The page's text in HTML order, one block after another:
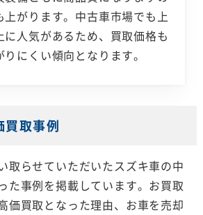
上がります。中古車市場でも上
人気があるため、買取価格も
にくい傾向となります。
買取事例
取らせていただいたスズキ車の中
た事例を掲載しています。お買取
価買取となった理由、お車を売却